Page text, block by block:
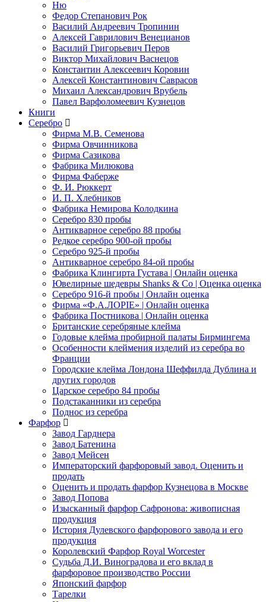
Ню
Федор Степанович Рок
Василий Андреевич Тропинин
Алексей Гаврилович Венецианов
Василий Григорьевич Перов
Виктор Михайлович Васнецов
Константин Алексеевич Коровин
Алексей Константинович Саврасов
Михаил Александрович Врубель
Павел Варфоломеевич Кузнецов
Книги
Серебро
Фирма М.В. Семенова
Фирма Овчинникова
Фирма Сазикова
Фабрика Милюкова
Фирма Фаберже
Ф. И. Рюккерт
И. П. Хлебников
Фабрика Немирова Колодкина
Серебро 830 пробы
Антикварное серебро 88 пробы
Редкое серебро 900-ой пробы
Серебро 925-й пробы
Антикварное серебро 84-ой пробы
Фабрика Клингирта Густава | Онлайн оценка
Ювелирные шедевры Shanks & Co | Оценка оценка
Серебро 916-й пробы | Онлайн оценка
Фирма «Ф.А.ЛОРIЕ» | Онлайн оценка
Фабрика Постникова | Онлайн оценка
Британские серебряные клейма
Годовые клейма пробирной палаты Бирмингема
Особенности клеймения изделий из серебра во
Франции
Городские клейма Лондона Шеффилда Дублина и
других городов
Царское серебро 84 пробы
Подстаканники из серебра
Поднос из серебра
Фарфор
Завод Гарднера
Завод Батенина
Завод Мейсен
Императорский фарфоровый завод. Оценить и
продать
Оценить и продать фарфор Кузнецова в Москве
Завод Попова
Изысканный фарфор Сафронова: живописная
продукция
История Дулевского фарфорового завода и его
продукция
Королевский Фарфор Royal Worcester
Судьба Д.И. Виноградова и его вклад в
фарфоровое производство России
Японский фарфор
Тарелки